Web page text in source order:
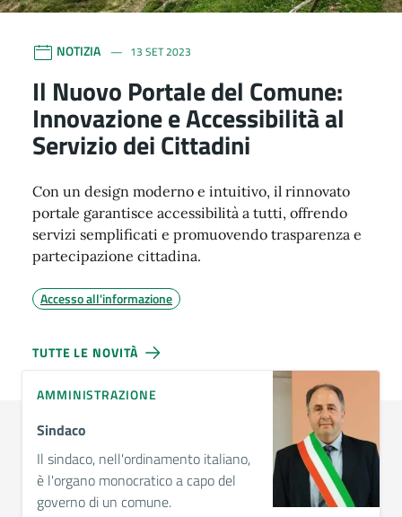
NOTIZIA 13 SET 2023
Il Nuovo Portale del Comune:
Innovazione e Accessibilità al
Servizio dei Cittadini
Con un design moderno e intuitivo, il rinnovato
portale garantisce accessibilità a tutti, offrendo
servizi semplificati e promuovendo trasparenza e
partecipazione cittadina.
Accesso all'informazione
TUTTE LE NOVITÀ
AMMINISTRAZIONE
Sindaco
Il sindaco, nell'ordinamento italiano,
è l'organo monocratico a capo del
governo di un comune.